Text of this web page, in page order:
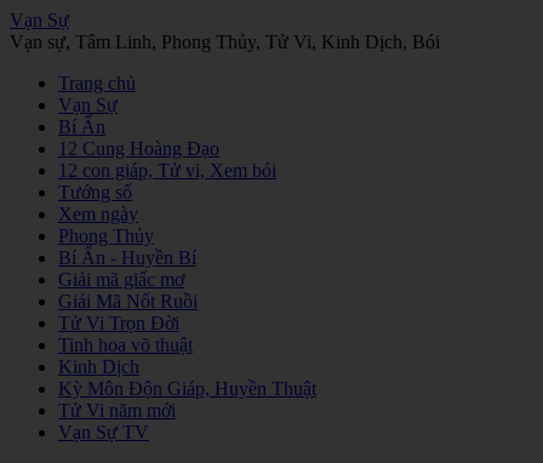
Vạn Sự
Vạn sự, Tâm Linh, Phong Thủy, Tử Vi, Kinh Dịch, Bói
Trang chủ
Vạn Sự
Bí Ẩn
12 Cung Hoàng Đạo
12 con giáp, Tử vi, Xem bói
Tướng số
Xem ngày
Phong Thủy
Bí Ẩn - Huyền Bí
Giải mã giấc mơ
Giải Mã Nốt Ruồi
Tử Vi Trọn Đời
Tinh hoa võ thuật
Kinh Dịch
Kỳ Môn Độn Giáp, Huyền Thuật
Tử Vi năm mới
Vạn Sự TV